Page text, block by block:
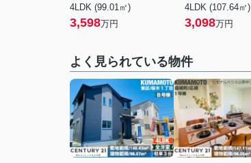
4LDK (99.01㎡)
3,598万円
4LDK (107.64㎡)
3,098万円
よく見られている物件